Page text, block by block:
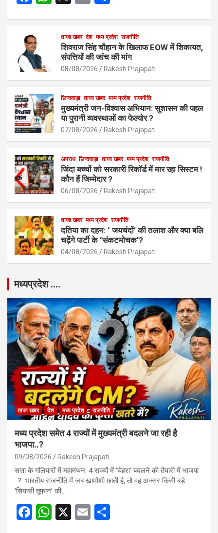
b
o
o
k
A
p
e
ताजा खबर देश मध्य प्रदेश राजनीति
शिवराज सिंह चौहान के खिलाफ EOW में शिकायत,
संपत्तियों की जांच की मांग
08/08/2026 Rakesh Prajapati
छिन्दवाड़ा ताजा खबर मध्य प्रदेश राजनीति
मुख्यमंत्री जन-विश्वास अभियान: सुशासन की पहल
या पुरानी व्यवस्थाओं का फेल्योर ?
07/08/2026 Rakesh Prajapati
अपराध छिन्दवाड़ा ताजा खबर मध्य प्रदेश राजनीति
जिंदा बच्चों को सरकारी रिकॉर्ड में मार रहा सिस्टम !
कौन हैं जिम्मेदार ?
06/08/2026 Rakesh Prajapati
ताजा खबर मध्य प्रदेश राजनीति
दतिया का दहन: ‘ जयचंदों’ की तलाश और क्या बलि
चढ़ेंगे पार्टी के ‘संकटमोचक’?
04/08/2026 Rakesh Prajapati
मध्यप्रदेश ….
ताजा खबर देश मध्य प्रदेश राजनीति
मध्य प्रदेश समेत 4 राज्यों में मुख्यमंत्री बदलने जा रही है
भाजपा..?
09/08/2026 Rakesh Prajapati
सत्ता के गलियारों में महामंथन: 4 राज्यों में ‘चेहरा’ बदलने की तैयारी में भाजपा
..? भारतीय राजनीति में जब खामोशी छाती है, तो वह अक्सर किसी बड़े
‘सियासी तूफान’ की…
F
W X
E